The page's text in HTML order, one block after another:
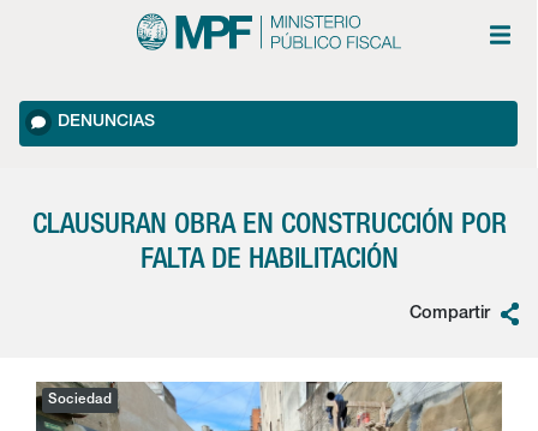
DENUNCIAS
CLAUSURAN OBRA EN CONSTRUCCIÓN POR
FALTA DE HABILITACIÓN
Compartir
Sociedad